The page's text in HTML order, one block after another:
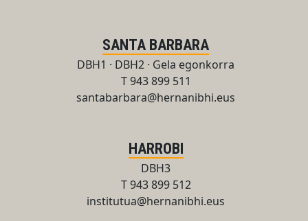
SANTA BARBARA
DBH1 · DBH2 · Gela egonkorra
T 943 899 511
santabarbara@hernanibhi.eus
HARROBI
DBH3
T 943 899 512
institutua@hernanibhi.eus